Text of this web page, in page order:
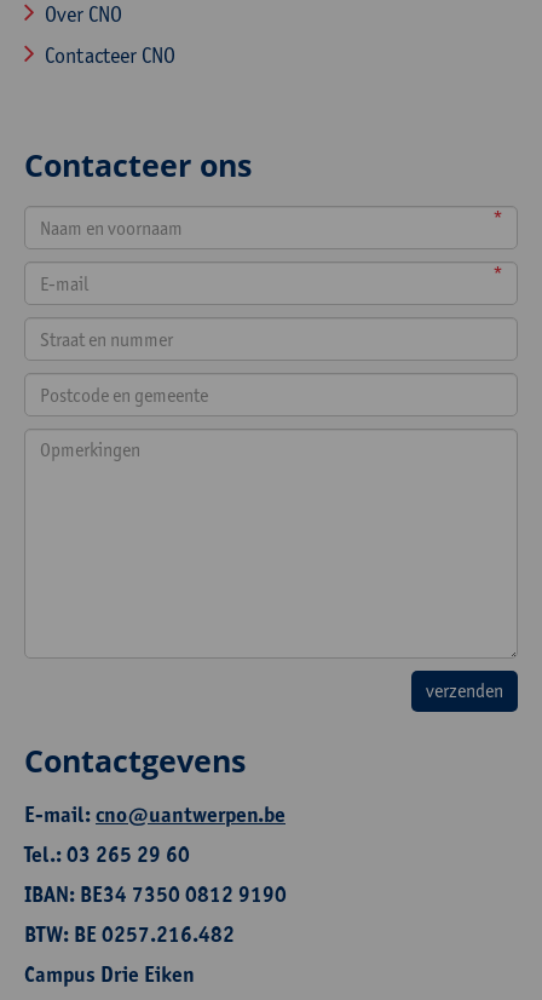
Over CNO
Contacteer CNO
Contacteer ons
*
*
Contactgevens
E-mail:cno@uantwerpen.be
Tel.: 03 265 29 60
IBAN: BE34 7350 0812 9190
BTW: BE 0257.216.482
Campus Drie Eiken